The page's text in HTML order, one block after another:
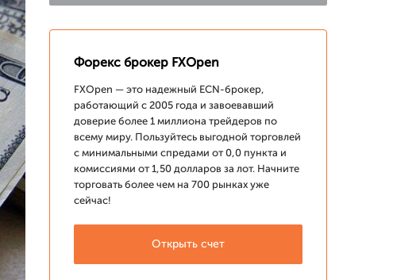
Форекс брокер FXOpen
FXOpen — это надежный ECN-брокер,
работающий с 2005 года и завоевавший
доверие более 1 миллиона трейдеров по
всему миру. Пользуйтесь выгодной торговлей
с минимальными спредами от 0,0 пункта и
комиссиями от 1,50 долларов за лот. Начните
торговать более чем на 700 рынках уже
сейчас!
Открыть счет